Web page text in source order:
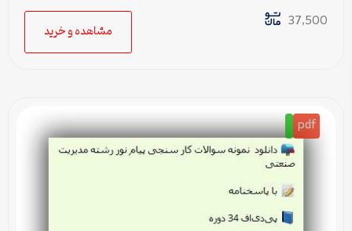
37,500
مشاهده و خرید
pdf